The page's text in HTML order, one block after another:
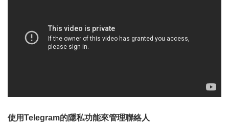
使用Telegram的隱私功能來管理聯絡人